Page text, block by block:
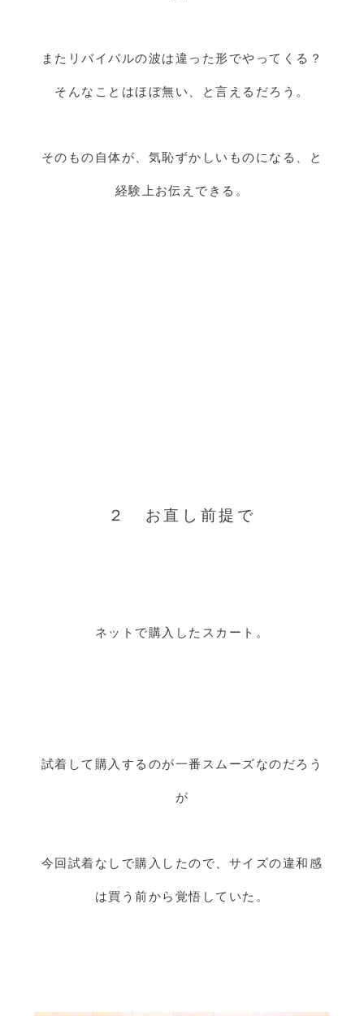
またリバイバルの波は違った形でやってくる？
そんなことはほぼ無い、と言えるだろう。
そのもの自体が、気恥ずかしいものになる、と
経験上お伝えできる。
２ お直し前提で
ネットで購入したスカート。
試着して購入するのが一番スムーズなのだろう
が
今回試着なしで購入したので、サイズの違和感
は買う前から覚悟していた。